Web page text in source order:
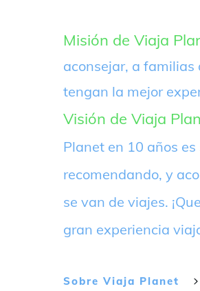
Misión de Viaja
aconsejar, a familias
tengan la mejor
Visión de Viaja
Planet en 10 años
recomendando, y
se van de viajes.
gran experiencia
Sobre Viaja Planet